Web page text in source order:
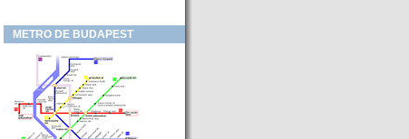
METRO DE BUDAPEST